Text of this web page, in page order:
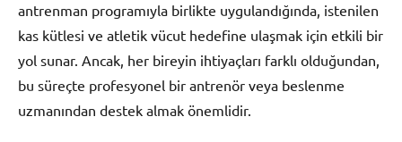
antrenman programıyla birlikte uygulandığında, istenilen
kas kütlesi ve atletik vücut hedefine ulaşmak için etkili bir
yol sunar. Ancak, her bireyin ihtiyaçları farklı olduğundan,
bu süreçte profesyonel bir antrenör veya beslenme
uzmanından destek almak önemlidir.